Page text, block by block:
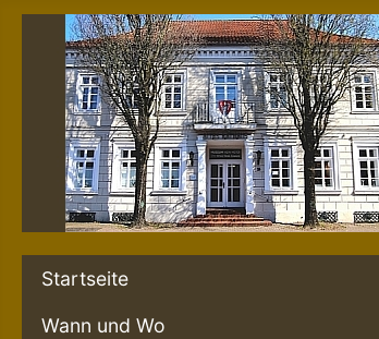
Startseite
Wann und Wo